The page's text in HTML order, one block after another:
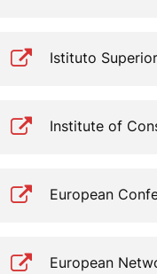
Istituto
Institute of
European
European